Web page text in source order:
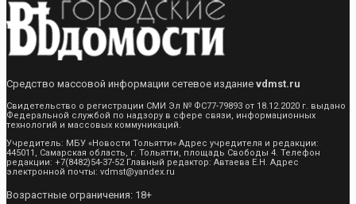
Средство массовой информации сетевое издание vdmst.ru
Свидетельство о регистрации СМИ Эл № ФС77-79893 от 18.12.2020 г. выдано
Федеральной службой по надзору в сфере связи, информационных
технологий и массовых коммуникаций.
Учредитель: МБУ «Новости Тольятти» Адрес учредителя и редакции:
445011, Самарская область, г. Тольятти, площадь Свободы 4. Телефон
редакции: +7(8482)54-37-52 Главный редактор: Автаева Е.Н. Адрес
электронной почты: vdmst@yandex.ru
Возрастные ограничения: 18+